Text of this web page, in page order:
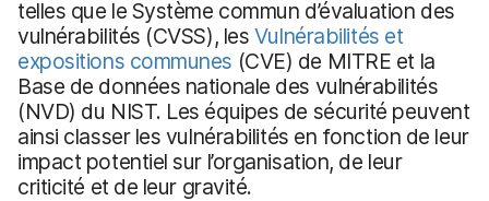
telles que le Système commun d’évaluation des
vulnérabilités (CVSS), les Vulnérabilités et
expositions communes (CVE) de MITRE et la
Base de données nationale des vulnérabilités
(NVD) du NIST. Les équipes de sécurité peuvent
ainsi classer les vulnérabilités en fonction de leur
impact potentiel sur l’organisation, de leur
criticité et de leur gravité.